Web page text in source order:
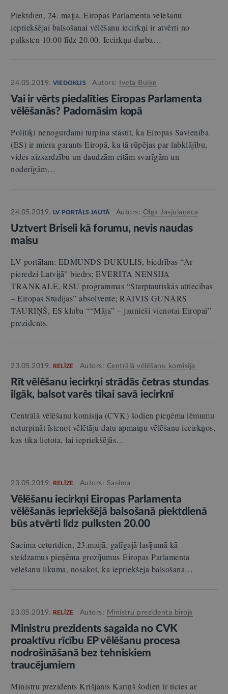
Piektdien, 24. maijā, Eiropas Parlamenta vēlēšanu
iepriekšējai balsošanai vēlēšanu iecirkņi ir atvērti no
pulksten 10.00 līdz 20.00. Iecirkņu darba…
24.05.2019. VIEDOKLIS Autors: Iveta Buiķe
Vai ir vērts piedalīties Eiropas Parlamenta
vēlēšanās? Padomāsim kopā
Politiķi nenogurdami turpina stāstīt, ka Eiropas Savienība
(ES) ir miera garants Eiropā, ka tā rūpējas par labklājību,
vides aizsardzību un daudzām citām svarīgām un
noderīgām…
24.05.2019. LV PORTĀLS JAUTĀ Autors: Olga Jasjuļaņeca
Uztvert Briseli kā forumu, nevis naudas
maisu
LV portālam: EDMUNDS DUKULIS, biedrības “Ar
pieredzi Latvijā” biedrs; EVERITA NENSIJA
TRANKALE, RSU programmas “Starptautiskās attiecības
– Eiropas Studijas” absolvente; RAIVIS GUNĀRS
TAURIŅŠ, ES kluba ““Māja” – jaunieši vienotai Eiropai”
prezidents.
23.05.2019. RELĪZE Autors: Centrālā vēlēšanu komisija
Rīt vēlēšanu iecirkņi strādās četras stundas
ilgāk, balsot varēs tikai savā iecirknī
Centrālā vēlēšanu komisija (CVK) šodien pieņēma lēmumu
neturpināt īstenot vēlētāju datu apmaiņu vēlēšanu iecirkņos,
kas tika lietota, lai iepriekšējās…
23.05.2019. RELĪZE Autors: Saeima
Vēlēšanu iecirkņi Eiropas Parlamenta
vēlēšanās iepriekšējā balsošanā piektdienā
būs atvērti līdz pulksten 20.00
Saeima ceturtdien, 23.maijā, galīgajā lasījumā kā
steidzamus pieņēma grozījumus Eiropas Parlamenta
vēlēšanu likumā, nosakot, ka iepriekšējā balsošanā…
23.05.2019. RELĪZE Autors: Ministru prezidenta birojs
Ministru prezidents sagaida no CVK
proaktīvu rīcību EP vēlēšanu procesa
nodrošināšanā bez tehniskiem
traucējumiem
Ministru prezidents Krišjānis Kariņš šodien ir ticies ar